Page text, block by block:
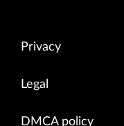
Privacy
Legal
DMCA policy